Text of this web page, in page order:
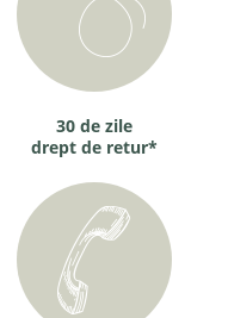
30 de zile
drept de retur*